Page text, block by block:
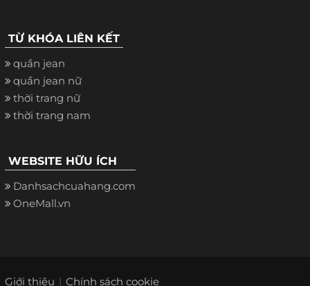
TỪ KHÓA LIÊN KẾT
quần jean
quần jean nữ
thời trang nữ
thời trang nam
WEBSITE HỮU ÍCH
Danhsachcuahang.com
OneMall.vn
Giới thiệu Chính sách cookie